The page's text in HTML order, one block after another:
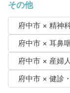
その他
府中市 × 精神
府中市 × 耳鼻
府中市 × 産婦
府中市 × 健診